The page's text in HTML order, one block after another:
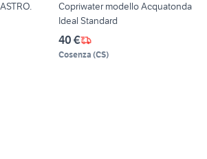
Copriwater modello Acquatonda
Ideal Standard
40 €
Cosenza (CS)